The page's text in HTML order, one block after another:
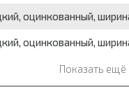
оцинкованный,
оцинкованный,
Показать ещё